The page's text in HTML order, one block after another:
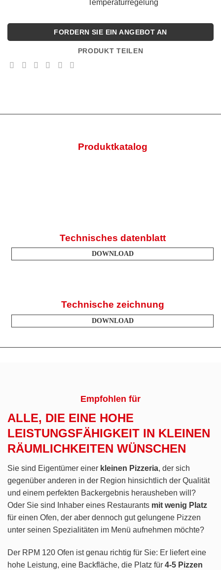
Temperaturregelung
FORDERN SIE EIN ANGEBOT AN
PRODUKT TEILEN
Produktkatalog
Technisches datenblatt
DOWNLOAD
Technische zeichnung
DOWNLOAD
Empfohlen für
ALLE, DIE EINE HOHE
LEISTUNGSFÄHIGKEIT IN KLEINEN
RÄUMLICHKEITEN WÜNSCHEN
Sie sind Eigentümer einer kleinen Pizzeria, der sich
gegenüber anderen in der Region hinsichtlich der Qualität
und einem perfekten Backergebnis herausheben will?
Oder Sie sind Inhaber eines Restaurants mit wenig Platz
für einen Ofen, der aber dennoch gut gelungene Pizzen
unter seinen Spezialitäten im Menü aufnehmen möchte?
Der RPM 120 Ofen ist genau richtig für Sie: Er liefert eine
hohe Leistung, eine Backfläche, die Platz für 4-5 Pizzen